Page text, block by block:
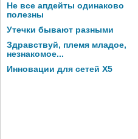
Не все апдейты одинаково
полезны
Утечки бывают разными
Здравствуй, племя младое,
незнакомое...
Инновации для сетей X5